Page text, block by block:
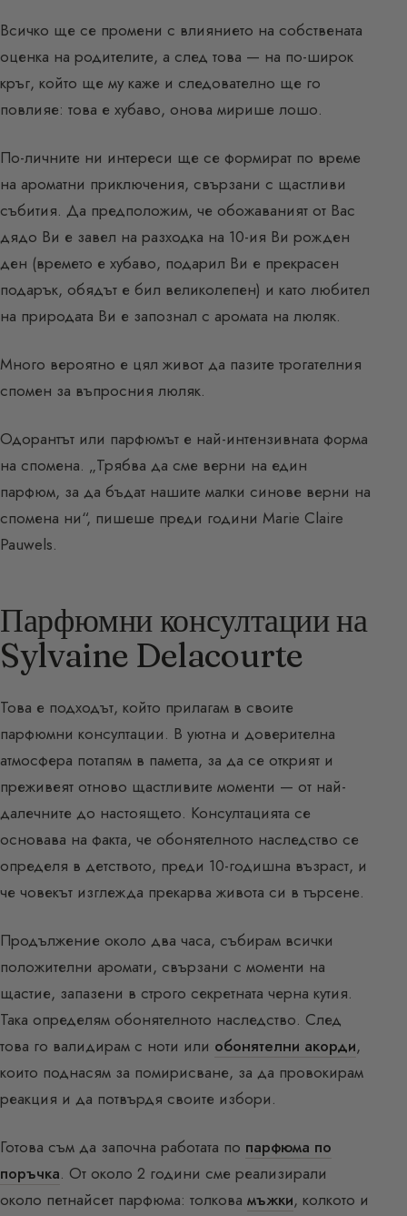
Всичко ще се промени с влиянието на собствената
оценка на родителите, а след това — на по-широк
кръг, който ще му каже и следователно ще го
повлияе: това е хубаво, онова мирише лошо.
По-личните ни интереси ще се формират по време
на ароматни приключения, свързани с щастливи
събития. Да предположим, че обожаваният от Вас
дядо Ви е завел на разходка на 10-ия Ви рожден
ден (времето е хубаво, подарил Ви е прекрасен
подарък, обядът е бил великолепен) и като любител
на природата Ви е запознал с аромата на люляк.
Много вероятно е цял живот да пазите трогателния
спомен за въпросния люляк.
Одорантът или парфюмът е най-интензивната форма
на спомена. „Трябва да сме верни на един
парфюм, за да бъдат нашите малки синове верни на
спомена ни“, пишеше преди години Marie Claire
Pauwels.
Парфюмни консултации на
Sylvaine Delacourte
Това е подходът, който прилагам в своите
парфюмни консултации. В уютна и доверителна
атмосфера потапям в паметта, за да се открият и
преживеят отново щастливите моменти — от най-
далечните до настоящето. Консултацията се
основава на факта, че обонятелното наследство се
определя в детството, преди 10-годишна възраст, и
че човекът изглежда прекарва живота си в търсене.
Продължение около два часа, събирам всички
положителни аромати, свързани с моменти на
щастие, запазени в строго секретната черна кутия.
Така определям обонятелното наследство. След
това го валидирам с ноти или обонятелни акорди,
които поднасям за помирисване, за да провокирам
реакция и да потвърдя своите избори.
Готова съм да започна работата по парфюма по
поръчка. От около 2 години сме реализирали
около петнайсет парфюма: толкова мъжки, колкото и